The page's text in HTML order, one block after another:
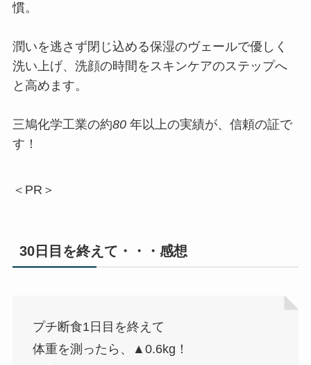
慣。
潤いを逃さず閉じ込める保湿のヴェールで優しく
洗い上げ、洗顔の時間をスキンケアのステップへ
と高めます。
三鳩化学工業の約80 年以上の実績が、信頼の証で
す！
＜PR＞
30日目を終えて・・・感想
プチ断食1日目を終えて
体重を測ったら、▲0.6kg！